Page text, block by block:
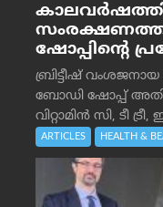
ഷോപ്പിന്റെ
ബ്രിട്ടീഷ്
ബോഡി ഷോപ്പ്
വിറ്റാമിൻ സി, ടീ ട്രീ,
ARTICLES HEALTH &